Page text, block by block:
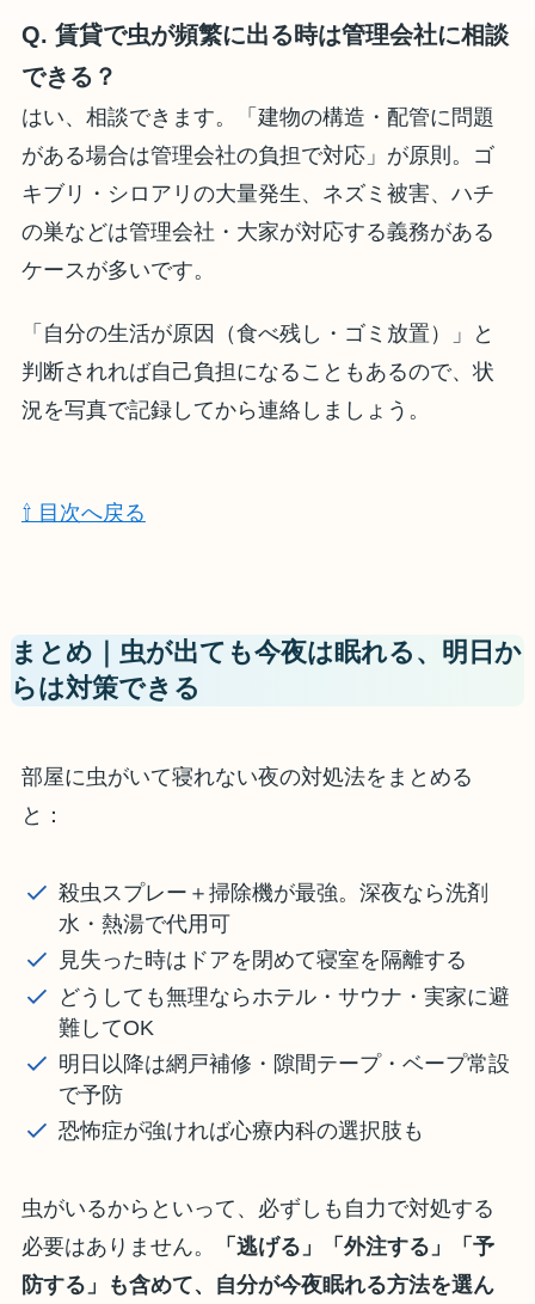
Q. 賃貸で虫が頻繁に出る時は管理会社に相談
できる？
はい、相談できます。「建物の構造・配管に問題
がある場合は管理会社の負担で対応」が原則。ゴ
キブリ・シロアリの大量発生、ネズミ被害、ハチ
の巣などは管理会社・大家が対応する義務がある
ケースが多いです。
「自分の生活が原因（食べ残し・ゴミ放置）」と
判断されれば自己負担になることもあるので、状
況を写真で記録してから連絡しましょう。
⇧ 目次へ戻る
まとめ｜虫が出ても今夜は眠れる、明日か
らは対策できる
部屋に虫がいて寝れない夜の対処法をまとめる
と：
殺虫スプレー＋掃除機が最強。深夜なら洗剤
水・熱湯で代用可
見失った時はドアを閉めて寝室を隔離する
どうしても無理ならホテル・サウナ・実家に避
難してOK
明日以降は網戸補修・隙間テープ・ベープ常設
で予防
恐怖症が強ければ心療内科の選択肢も
虫がいるからといって、必ずしも自力で対処する
必要はありません。
「逃げる」「外注する」「予
防する」も含めて、自分が今夜眠れる方法を選ん